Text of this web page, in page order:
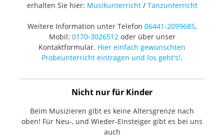
erhalten Sie hier: Musikunterricht/ Tanzunterricht
Weitere Information unter Telefon 06441-2099685,
Mobil: 0170-3026512oder über unser
Kontaktformular. Hier einfach gewünschten
Probeunterricht eintragen und los geht's!.
Nicht nur für Kinder
Beim Musizieren gibt es keine Altersgrenze nach
oben! Für Neu-, und Wieder-Einsteiger gibt es bei uns
auch